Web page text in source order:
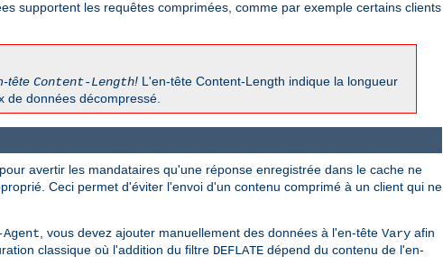
supportent les requêtes comprimées, comme par exemple certains clients
tête Content-Length! L'en-tête Content-Length indique la longueur
de données décompressé.
pour avertir les mandataires qu'une réponse enregistrée dans le cache ne
Ceci permet d'éviter l'envoi d'un contenu comprimé à un client qui ne
, vous devez ajouter manuellement des données à l'en-tête Vary afin
classique où l'addition du filtre DEFLATE dépend du contenu de l'en-